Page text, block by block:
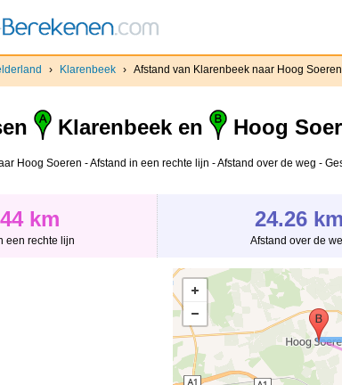
› Klarenbeek › Afstand van Klarenbeek naar Hoog Soeren
Klarenbeek en Hoog
Hoog Soeren - Afstand in een rechte lijn - Afstand over de weg -
km
een rechte lijn
24.26 km
Afstand over de